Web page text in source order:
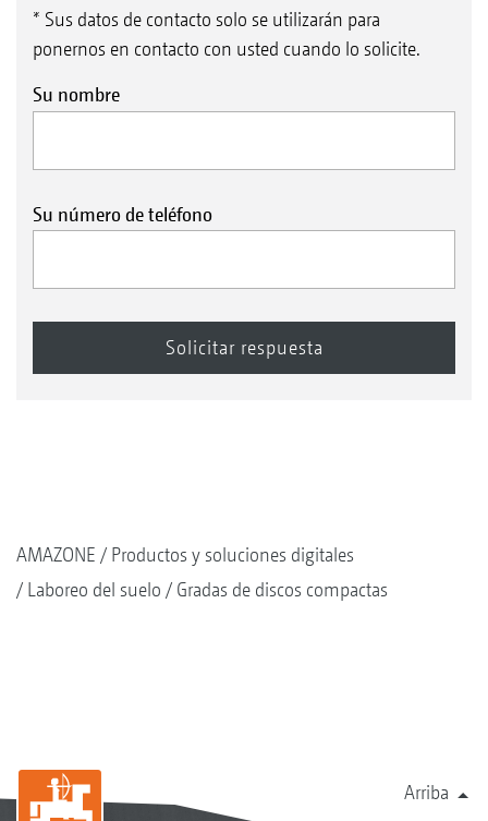
* Sus datos de contacto solo se utilizarán para
ponernos en contacto con usted cuando lo solicite.
Su nombre
Su número de teléfono
AMAZONE
Productos y soluciones digitales
Laboreo del suelo
Gradas de discos compactas
Arriba